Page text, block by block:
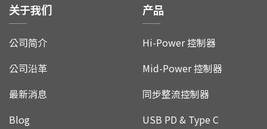
关于我们
公司简介
公司沿革
最新消息
Blog
产品
Hi-Power 控制器
Mid-Power 控制器
同步整流控制器
USB PD & Type C